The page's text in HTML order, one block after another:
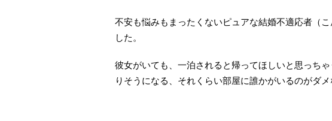
不安も悩みもまったくないピュアな結婚不適応者（
した。
彼女がいても、一泊されると帰ってほしいと思っち
りそうになる、それくらい部屋に誰かがいるのがダメ